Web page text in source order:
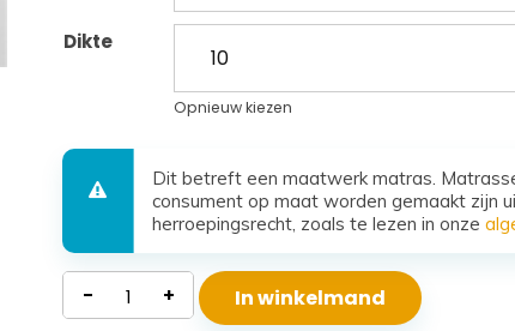
Dikte
Opnieuw kiezen
Dit betreft een maatwerk matras.
consument op maat worden gemaakt zijn
herroepingsrecht, zoals te lezen in onze
polyether
- + In winkelmand